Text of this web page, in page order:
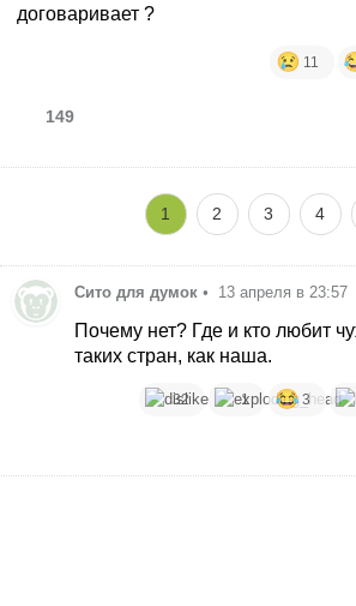
договаривает ?
11
149
1 2 3 4
Сито для думок • 13 апреля в 23:57
Почему нет? Где и кто любит
таких стран, как наша.
32 1 3